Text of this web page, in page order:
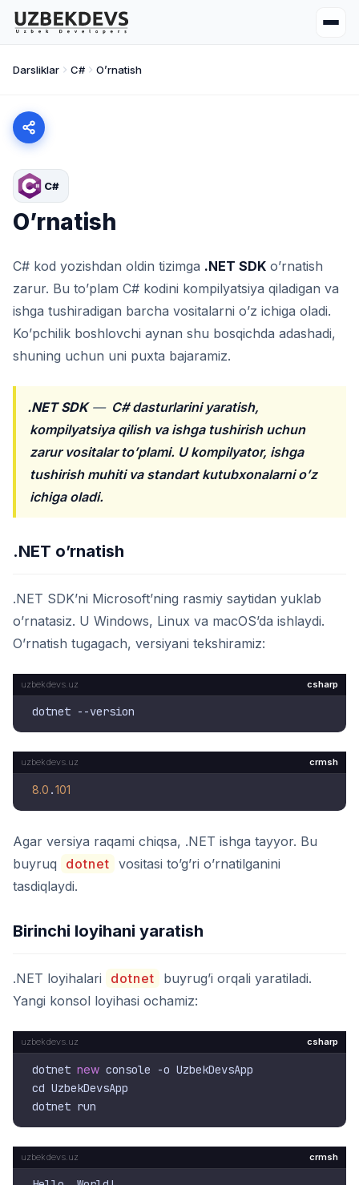
Darsliklar C# O’rnatish
C#
O’rnatish
C# kod yozishdan oldin tizimga .NET SDK o’rnatish
zarur. Bu to’plam C# kodini kompilyatsiya qiladigan va
ishga tushiradigan barcha vositalarni o’z ichiga oladi.
Ko’pchilik boshlovchi aynan shu bosqichda adashadi,
shuning uchun uni puxta bajaramiz.
.NET SDK— C# dasturlarini yaratish,
kompilyatsiya qilish va ishga tushirish uchun
zarur vositalar to’plami. U kompilyator, ishga
tushirish muhiti va standart kutubxonalarni o’z
ichiga oladi.
.NET o’rnatish
.NET SDK’ni Microsoft’ning rasmiy saytidan yuklab
o’rnatasiz. U Windows, Linux va macOS’da ishlaydi.
O’rnatish tugagach, versiyani tekshiramiz:
csharp
crmsh
8.0 .101
Agar versiya raqami chiqsa, .NET ishga tayyor. Bu
buyruq
dotnet vositasi to’g’ri o’rnatilganini
tasdiqlaydi.
Birinchi loyihani yaratish
.NET loyihalari dotnet
buyrug’i orqali yaratiladi.
Yangi konsol loyihasi ochamiz:
csharp
dotnet new console -o UzbekDevsApp
cd UzbekDevsApp
crmsh